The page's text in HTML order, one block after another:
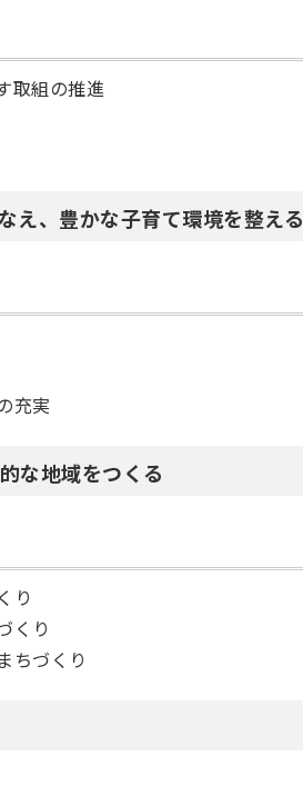
取組の推進
え、豊かな子育て環境を整える
充実
な地域をつくる
り
くり
ちづくり